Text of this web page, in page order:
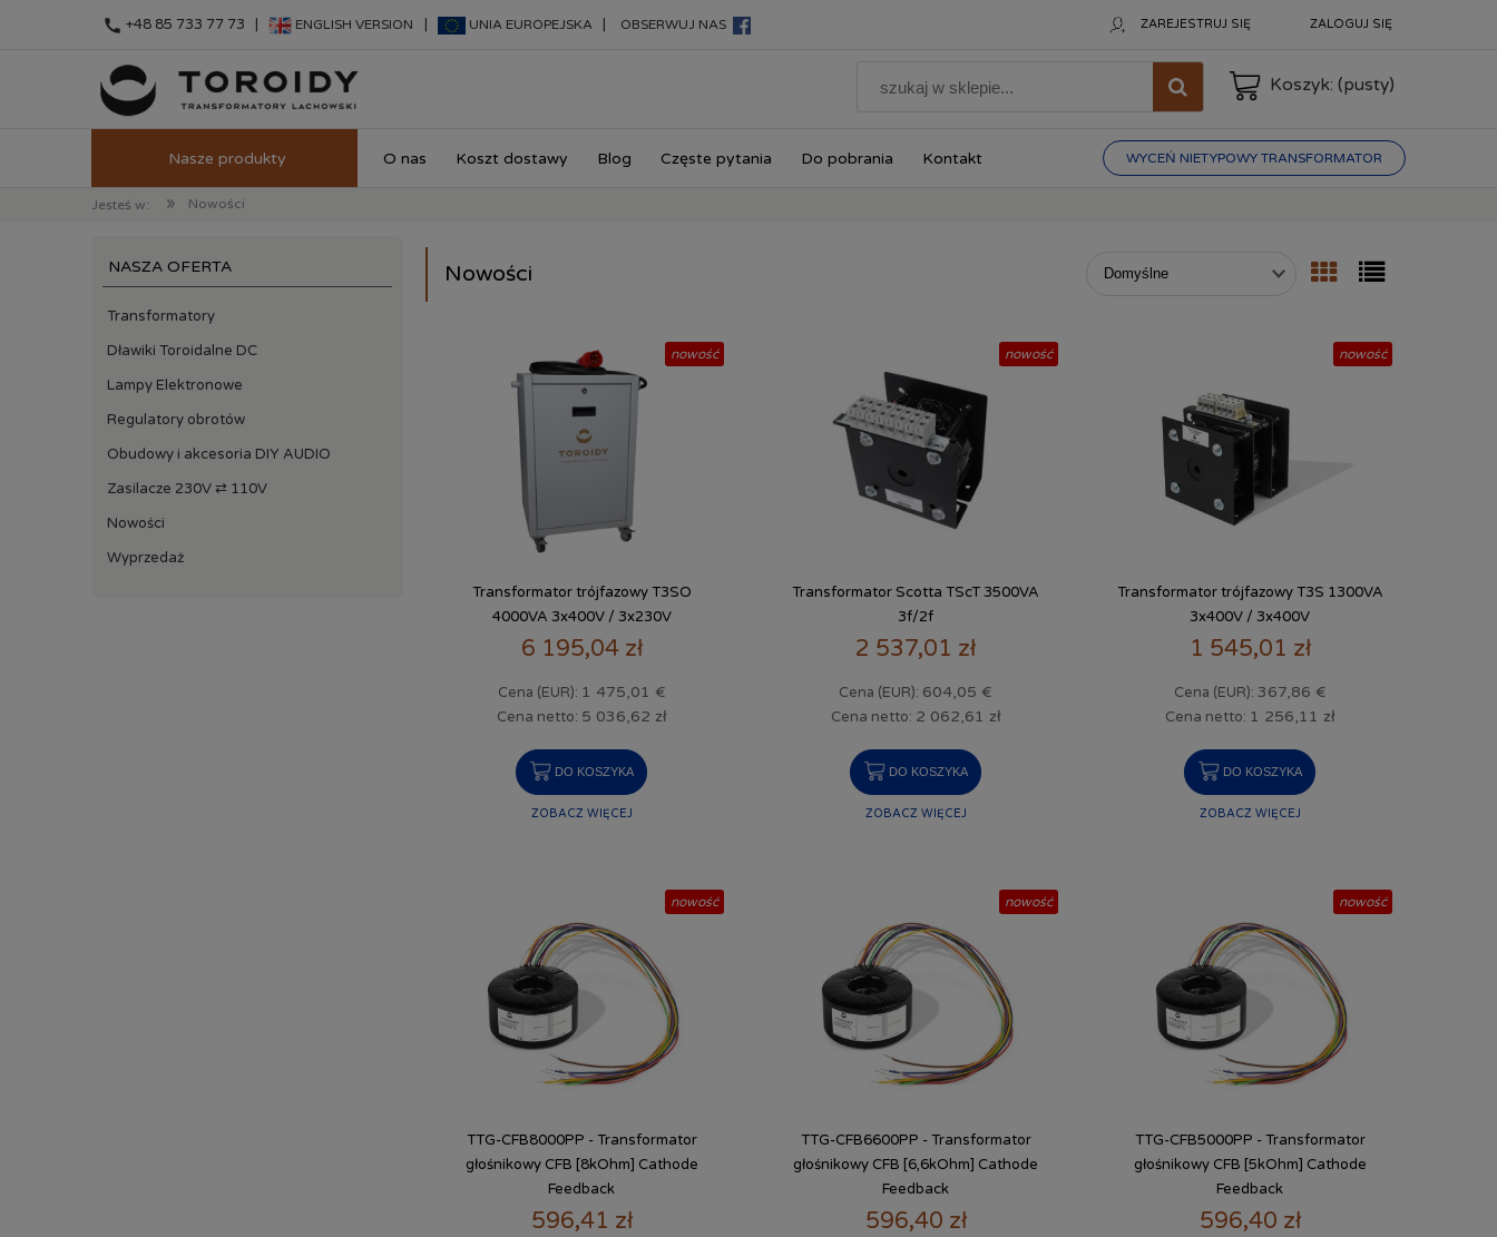
ZAREJESTRUJ SIĘ ZALOGUJ SIĘ
Koszyk: (pusty)
O nas Koszt dostawy Blog Częste pytania Do pobrania Kontakt WYCEŃ NIETYPOWY TRANSFORMATOR
Jesteś w: » Nowości
call +48 85 733 77 73 | ENGLISH VERSION UNIA EUROPEJSKA OBSERWUJ NAS
NASZA OFERTA
Transformatory
Dławiki Toroidalne DC
Lampy Elektronowe
Regulatory obrotów
Obudowy i akcesoria DIY AUDIO
Zasilacze 230V ⇄ 110V
Nowości
Wyprzedaż
Nowości
Transformator trójfazowy T3SO
4000VA 3x400V / 3x230V
6 195,04 zł
Cena (EUR): 1 475,01 €
Cena netto: 5 036,62 zł
DO KOSZYKA
ZOBACZ WIĘCEJ
nowość
Transformator Scotta TScT 3500VA
3f/2f
2 537,01 zł
Cena (EUR): 604,05 €
Cena netto: 2 062,61 zł
DO KOSZYKA
ZOBACZ WIĘCEJ
nowość
Transformator trójfazowy T3S 1300VA
3x400V / 3x400V
1 545,01 zł
Cena (EUR): 367,86 €
Cena netto: 1 256,11 zł
DO KOSZYKA
ZOBACZ WIĘCEJ
nowość
TTG-CFB8000PP - Transformator
głośnikowy CFB [8kOhm] Cathode
Feedback
596,41 zł
nowość
TTG-CFB6600PP - Transformator
głośnikowy CFB [6,6kOhm] Cathode
Feedback
596,40 zł
nowość
TTG-CFB5000PP - Transformator
głośnikowy CFB [5kOhm] Cathode
Feedback
596,40 zł
nowość